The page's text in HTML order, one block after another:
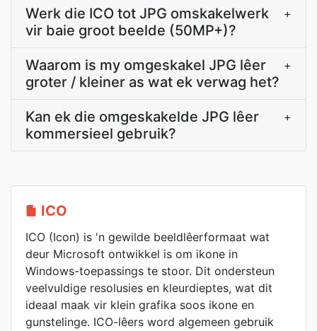
Werk die ICO tot JPG omskakelwerk
vir baie groot beelde (50MP+)?
+
Waarom is my omgeskakel JPG lêer
groter / kleiner as wat ek verwag het?
+
Kan ek die omgeskakelde JPG lêer
kommersieel gebruik?
+
ICO
ICO (Icon) is 'n gewilde beeldlêerformaat wat
deur Microsoft ontwikkel is om ikone in
Windows-toepassings te stoor. Dit ondersteun
veelvuldige resolusies en kleurdieptes, wat dit
ideaal maak vir klein grafika soos ikone en
gunstelinge. ICO-lêers word algemeen gebruik